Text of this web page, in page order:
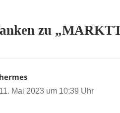
zu
hermessagt:
11. Mai 2023 um 10:39 Uhr